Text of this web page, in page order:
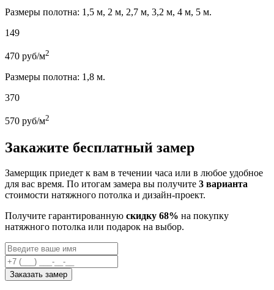
Размеры полотна: 1,5 м, 2 м, 2,7 м, 3,2 м, 4 м, 5 м.
149
470 руб/м2
Размеры полотна: 1,8 м.
370
570 руб/м2
Закажите бесплатный замер
Замерщик приедет к вам в течении часа или в любое удобное
для вас время. По итогам замера вы получите 3 варианта
стоимости натяжного потолка и дизайн-проект.
Получите гарантированную скидку 68% на покупку
натяжного потолка или подарок на выбор.
Заказать замер